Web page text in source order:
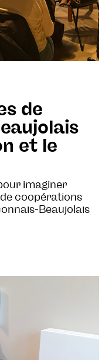
de
et le
imaginer
coopérations
Beaujolais